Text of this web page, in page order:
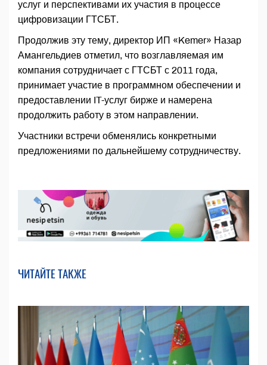
услуг и перспективами их участия в процессе
цифровизации ГТСБТ.
Продолжив эту тему, директор ИП «Kemer» Назар
Амангельдиев отметил, что возглавляемая им
компания сотрудничает с ГТСБТ с 2011 года,
принимает участие в программном обеспечении и
предоставлении IT-услуг бирже и намерена
продолжить работу в этом направлении.
Участники встречи обменялись конкретными
предложениями по дальнейшему сотрудничеству.
ЧИТАЙТЕ ТАКЖЕ